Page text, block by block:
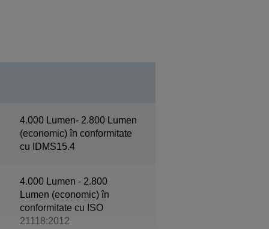
4.000 Lumen- 2.800 Lumen
(economic) în conformitate
cu IDMS15.4
4.000 Lumen - 2.800
Lumen (economic) în
conformitate cu ISO
21118:2012